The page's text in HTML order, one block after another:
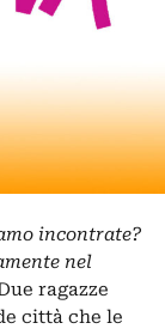
incontrate?
nel
ragazze
città che le